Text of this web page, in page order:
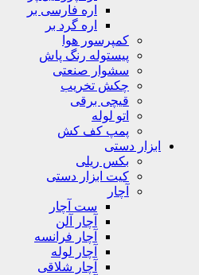
اره فارسی بر
اره گرد بر
کمپرسور هوا
پیستوله رنگ پاش
سشوار صنعتی
چکش تخریب
قیچی برقی
اتو لوله
پمپ کف کش
ابزار دستی
بکس ریلی
کیت ابزار دستی
آچار
ست آچار
آچار آلن
آچار فرانسه
آچار لوله
آچار شلاقی